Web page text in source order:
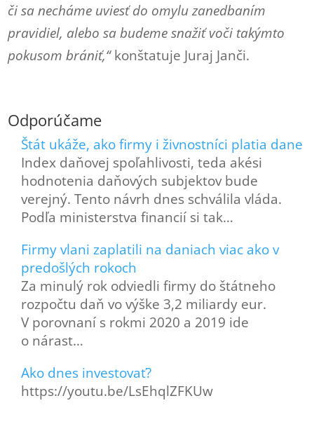
či sa necháme uviesť do omylu zanedbaním
pravidiel, alebo sa budeme snažiť voči takýmto
pokusom brániť,“konštatuje Juraj Janči.
Odporúčame
Štát ukáže, ako firmy i živnostníci platia dane
Index daňovej spoľahlivosti, teda akési
hodnotenia daňových subjektov bude
verejný. Tento návrh dnes schválila vláda.
Podľa ministerstva financií si tak…
Firmy vlani zaplatili na daniach viac ako v
predošlých rokoch
Za minulý rok odviedli firmy do štátneho
rozpočtu daň vo výške 3,2 miliardy eur.
V porovnaní s rokmi 2020 a 2019 ide
o nárast…
Ako dnes investovať?
https://youtu.be/LsEhqlZFKUw